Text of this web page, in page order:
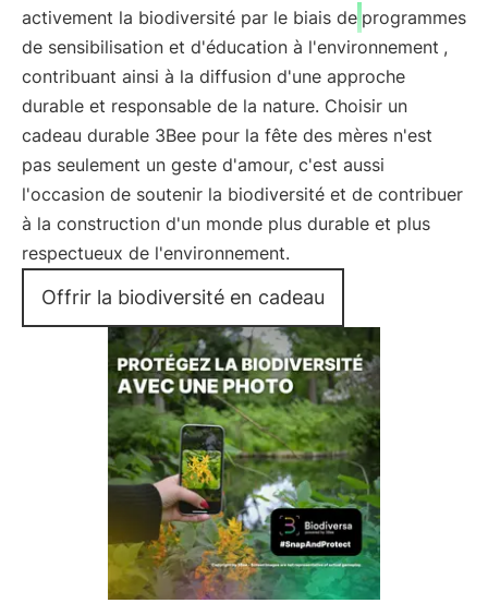
activement la biodiversité par le biais de programmes
de sensibilisation et d'éducation à l'environnement ,
contribuant ainsi à la diffusion d'une approche
durable et responsable de la nature. Choisir un
cadeau durable 3Bee pour la fête des mères n'est
pas seulement un geste d'amour, c'est aussi
l'occasion de soutenir la biodiversité et de contribuer
à la construction d'un monde plus durable et plus
respectueux de l'environnement.
Offrir la biodiversité en cadeau